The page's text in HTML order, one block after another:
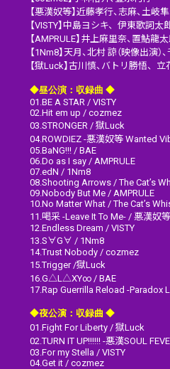
【悪漢奴等】近藤孝行、志麻、土岐
【VISTY】中島ヨシキ、伊東歌詞
【AMPRULE】井上麻里奈、置鮎龍
【1Nm8】天月、北村 諒（映像出演）
【獄Luck】古川慎、バトリ勝悟、
◆昼公演：収録曲 ◆
01.BE A STAR / VISTY
02.Hit em up / cozmez
03.STRONGER / 獄Luck
04.ROWDIEZ -悪漢奴等 Wanted
05.BaNG!!! / BAE
06.Do as I say / AMPRULE
07.edN / 1Nm8
08.Shooting Arrows / The Cat’s
09.Nobody But Me / AMPRULE
10.No Matter What / The Cat’s
11.喝采 -Leave It To Me- / 悪漢奴等
12.Endless Dream / VISTY
13.S∀G∀ / 1Nm8
14.Trust Nobody / cozmez
15.Trigger /獄Luck
16.G△L△XY∞ / BAE
17.Rap Guerrilla Reload -Paradox
◆夜公演：収録曲 ◆
01.Fight For Liberty / 獄Luck
02.TURN IT UP!!!!!! -悪漢SOUL
03.For my Stella / VISTY
04.Get it / cozmez